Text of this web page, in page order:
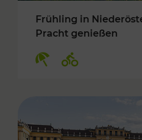
Frühling in
Pracht genießen